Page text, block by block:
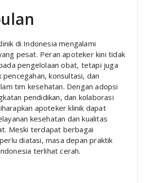
di Indonesia mengalami
pesat. Peran apoteker kini tidak
pengelolaan obat, tetapi juga
pencegahan, konsultasi, dan
tim kesehatan. Dengan adopsi
pendidikan, dan kolaborasi
apoteker klinik dapat
kesehatan dan kualitas
Meski terdapat berbagai
diatasi, masa depan praktik
terlihat cerah.